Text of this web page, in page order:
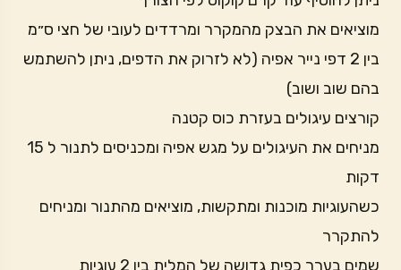
מוציאים את הבצק מהמקרר ומרדדים לעובי של חצי ס״מ
בין 2 דפי נייר אפיה (לא לזרוק את הדפים, ניתן להשתמש
בהם שוב ושוב)
קורצים עיגולים בעזרת כוס קטנה
מניחים את העיגולים על מגש אפיה ומכניסים לתנור ל 15
דקות
כשהעוגיות מוכנות ומתקשות, מוציאים מהתנור ומניחים
להתקרר
שמים בערך כפית גדושה של המלית בין 2 עוגיות